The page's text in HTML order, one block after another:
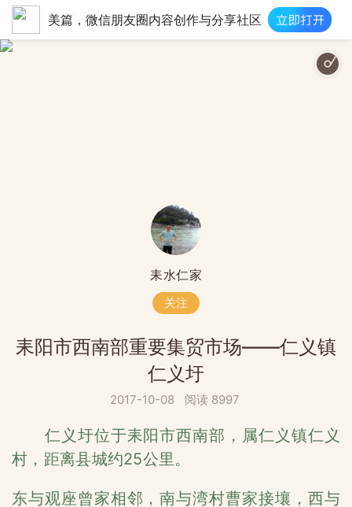
美篇，微信朋友圈内容创作与分享社区
耒水仁家
关注
耒阳市西南部重要集贸市场——仁义镇
仁义圩
2017-10-08 阅读 8997
仁义圩位于耒阳市西南部，属仁义镇仁义
村，距离县城约25公里。
东与观座曾家相邻，南与湾村曹家接壤，西与